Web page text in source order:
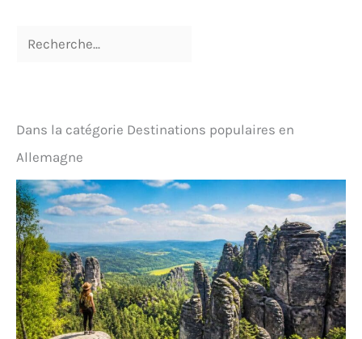
Dans la catégorie Destinations populaires en
Allemagne